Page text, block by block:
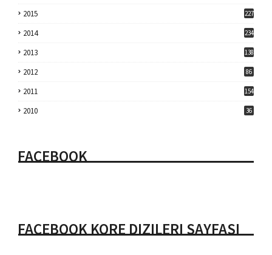
2015 227
2014 234
2013 138
2012 86
2011 154
2010 36
FACEBOOK
FACEBOOK KORE DIZILERI SAYFASI